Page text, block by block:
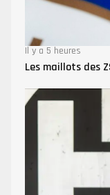
Il y a 5 heures
Les maillots des